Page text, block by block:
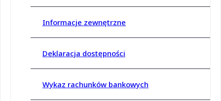
Informacje zewnętrzne
Deklaracja dostępności
Wykaz rachunków bankowych